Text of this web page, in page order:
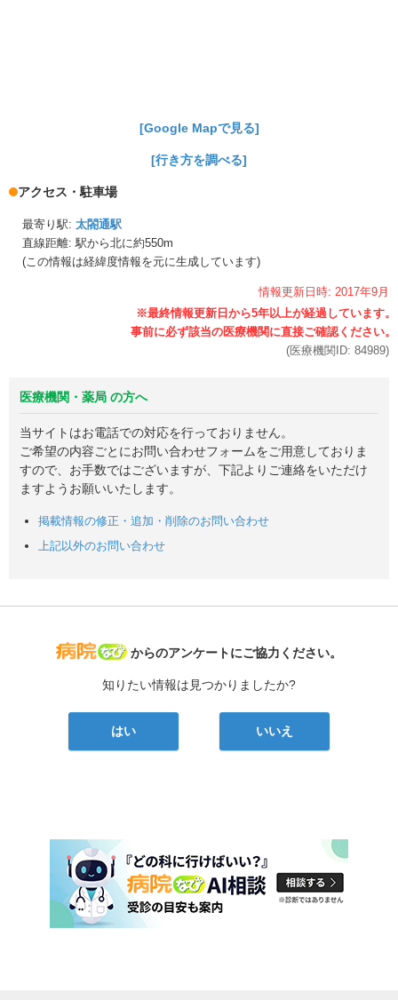
[Google Mapで見る]
[行き方を調べる]
アクセス・駐車場
最寄り駅: 太閤通駅
直線距離: 駅から北に約550m
(この情報は経緯度情報を元に生成しています)
情報更新日時: 2017年9月
(医療機関ID: 84989)
医療機関・薬局 の方へ
当サイトはお電話での対応を行っておりません。
ご希望の内容ごとにお問い合わせフォームをご用意しておりま
すので、お手数ではございますが、下記よりご連絡をいただけ
ますようお願いいたします。
掲載情報の修正・追加・削除のお問い合わせ
上記以外のお問い合わせ
病院なび
からのアンケートにご協力ください。
知りたい情報は見つかりましたか?
はい いいえ